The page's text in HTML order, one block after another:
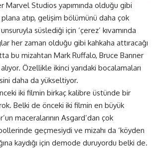
Marvel Studios yapımında olduğu gibi
plana atıp, gelişim bölümünü daha çok
süslediği için ‘çerez’ kıvamında
her zaman olduğu gibi kahkaha attıracağı
bu mizahtan Mark Ruffalo, Bruce Banner
Özellikle ikinci yarıdaki bocalamaları
daha da yükseltiyor.
iki filmin birkaç kalibre üstünde bir
Belki de önceki iki filmin en büyük
maceralarının Asgard’dan çok
geçmesiydi ve mizahı da ‘köyden
kaydığı için demode duruyordu belki de.